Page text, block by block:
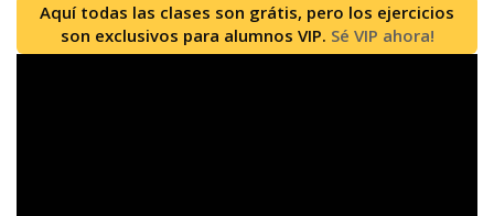
Aquí todas las clases son grátis, pero los ejercicios
son exclusivos para alumnos VIP. Sé VIP ahora!